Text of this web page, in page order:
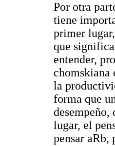
Por otra
tiene
primer
que
entender,
chomskiana
la
forma que
desempeño,
lugar, el
pensar aRb,